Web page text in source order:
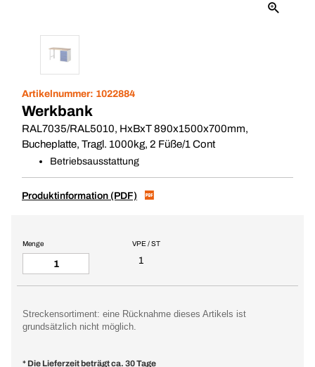
Artikelnummer: 1022884
Werkbank
RAL7035/RAL5010, HxBxT 890x1500x700mm,
Bucheplatte, Tragl. 1000kg, 2 Füße/1 Cont
Betriebsausstattung
Produktinformation (PDF)
VPE / ST
1
Menge
Streckensortiment: eine Rücknahme dieses Artikels ist
grundsätzlich nicht möglich.
* Die Lieferzeit beträgt ca. 30 Tage